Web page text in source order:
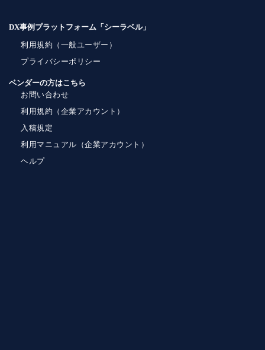
DX事例プラットフォーム「シーラベル」
利用規約（一般ユーザー）
プライバシーポリシー
ベンダーの方はこちら
お問い合わせ
利用規約（企業アカウント）
入稿規定
利用マニュアル（企業アカウント）
ヘルプ